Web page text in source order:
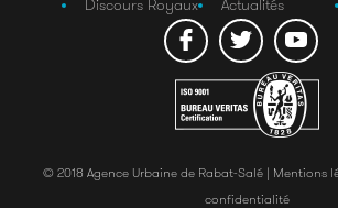
Discours Royaux
Actualités
© 2018 Agence Urbaine de Rabat-Salé | Mentions
confidentialité